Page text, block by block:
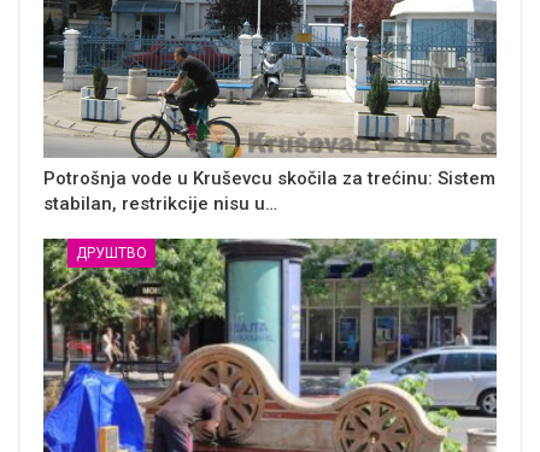
Potrošnja vode u Kruševcu skočila za trećinu: Sistem
stabilan, restrikcije nisu u…
ДРУШТВО